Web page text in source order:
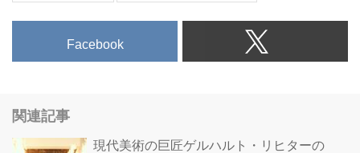
Facebook
関連記事
現代美術の巨匠ゲルハルト・リヒターの